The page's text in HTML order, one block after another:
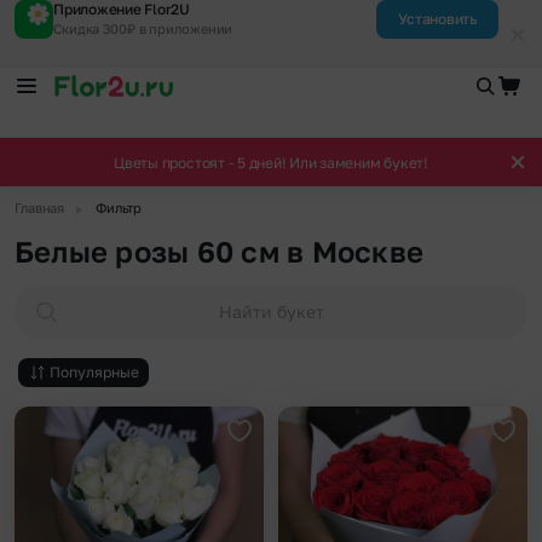
Приложение Flor2U
Скидка 300₽ в приложении
Установить
Цветы простоят - 5 дней! Или заменим букет!
Главная Фильтр
Белые розы 60 см в Москве
Найти букет
Популярные
Добавить в избранное